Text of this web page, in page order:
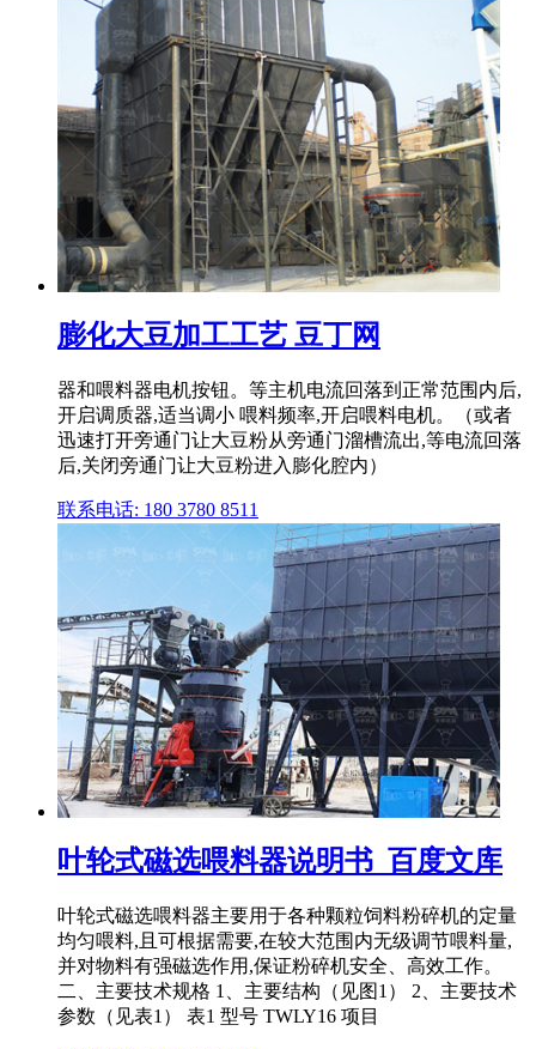
膨化大豆加工工艺 豆丁网
器和喂料器电机按钮。等主机电流回落到正常范围内后,
开启调质器,适当调小 喂料频率,开启喂料电机。（或者
迅速打开旁通门让大豆粉从旁通门溜槽流出,等电流回落
后,关闭旁通门让大豆粉进入膨化腔内）
联系电话: 180 3780 8511
叶轮式磁选喂料器说明书_百度文库
叶轮式磁选喂料器主要用于各种颗粒饲料粉碎机的定量
均匀喂料,且可根据需要,在较大范围内无级调节喂料量,
并对物料有强磁选作用,保证粉碎机安全、高效工作。
二、主要技术规格 1、主要结构（见图1） 2、主要技术
参数（见表1） 表1 型号 TWLY16 项目